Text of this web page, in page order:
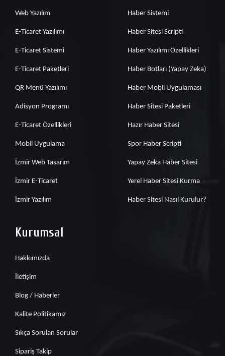
Web Yazılım
E-Ticaret Yazılımı
E-Ticaret Sistemi
E-Ticaret Paketleri
QR Menü Yazılımı
Adisyon Programı
E-Ticaret Özellikleri
Mobil Uygulama
İzmir Web Tasarım
İzmir E-Ticaret
İzmir Yazılım
Haber Sistemi
Haber Sitesi Scripti
Haber Yazılımı Özellikleri
Haber Botları (Yapay Zeka)
Haber Mobil Uygulaması
Haber Sitesi Paketleri
Hazır Haber Sitesi
Spor Haber Scripti
Yapay Zeka Haber Sitesi
Yerel Haber Sitesi Kurma
Haber Sitesi Nasıl Kurulur?
Kurumsal
Hakkımızda
İletişim
Blog / Haberler
Kalite Politikamız
Sıkça Sorulan Sorular
Sipariş Takip